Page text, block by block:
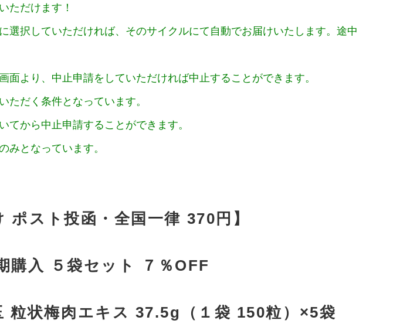
ただけます！
選択していただければ、そのサイクルにて自動でお届けいたします。途中
面より、中止申請をしていただければ中止することができます。
ただく条件となっています。
てから中止申請することができます。
みとなっています。
ポスト投函・全国一律 370円】
購入 ５袋セット ７％OFF
粒状梅肉エキス 37.5g（１袋 150粒）×5袋